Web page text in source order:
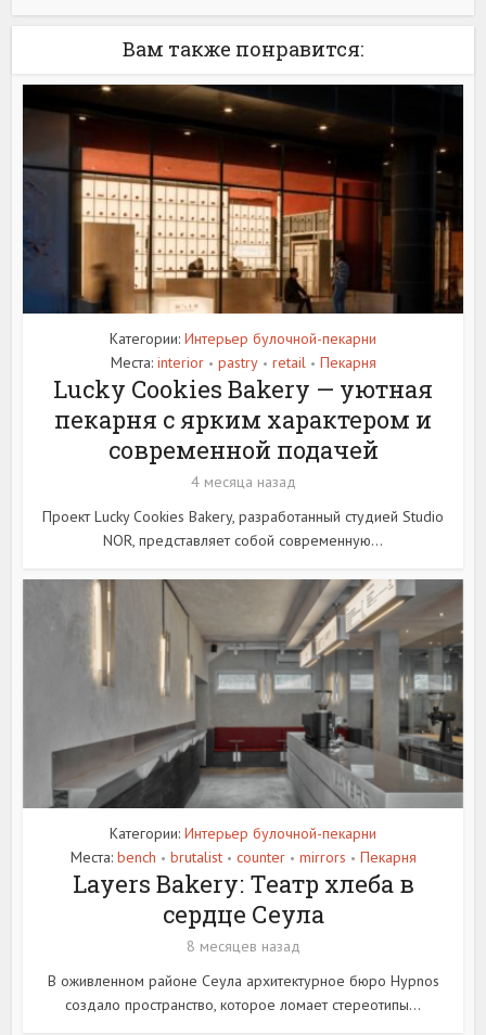
Вам также понравится:
Категории: Интерьер булочной-пекарни
Места: interior • pastry • retail • Пекарня
Lucky Cookies Bakery — уютная
пекарня с ярким характером и
современной подачей
4 месяца назад
Проект Lucky Cookies Bakery, разработанный студией Studio
NOR, представляет собой современную...
Категории: Интерьер булочной-пекарни
Места: bench • brutalist • counter • mirrors • Пекарня
Layers Bakery: Театр хлеба в
сердце Сеула
8 месяцев назад
В оживленном районе Сеула архитектурное бюро Hypnos
создало пространство, которое ломает стереотипы...